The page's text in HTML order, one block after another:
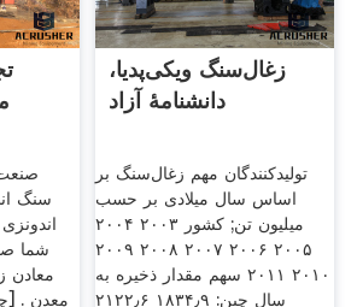
سنگ
شما
معدن .
زغال‌سنگ ویکی‌پدیا،
دانشنامهٔ آزاد
تولیدکنندگان مهم زغال‌سنگ بر
اساس سال میلادی بر حسب
میلیون تن; کشور ۲۰۰۳ ۲۰۰۴
۲۰۰۵ ۲۰۰۶ ۲۰۰۷ ۲۰۰۸ ۲۰۰۹
۲۰۱۰ ۲۰۱۱ سهم مقدار ذخیره به
سال چین: ۱۸۳۴٫۹ ۲۱۲۲٫۶